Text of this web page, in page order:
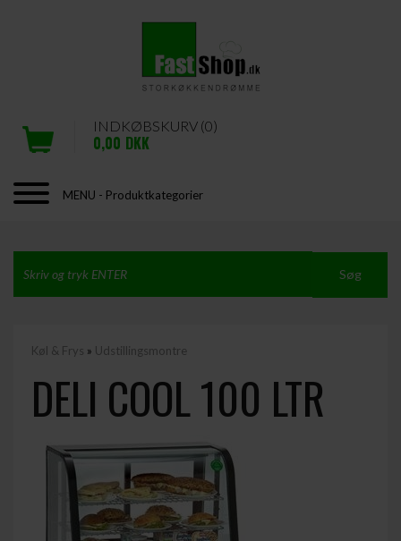
INDKØBSKURV (0)
0,00 DKK
MENU - Produktkategorier
Køl & Frys » Udstillingsmontre
DELI COOL 100 LTR